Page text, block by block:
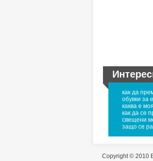
как да
обувки за
каква е
как да се
свещени
защо се
Copyright © 2010